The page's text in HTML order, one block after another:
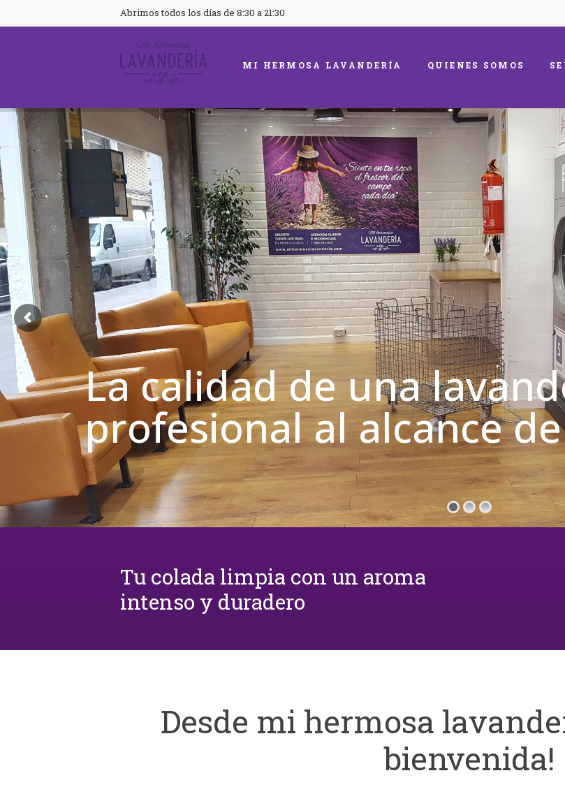
Abrimos todos los días de 8:30 a 21:30
MI HERMOSA LAVANDERÍA QUIENES SOMOS
La calidad de una
profesional al alcance
Tu colada limpia con un aroma
intenso y duradero
Desde mi hermosa
bienvenida!